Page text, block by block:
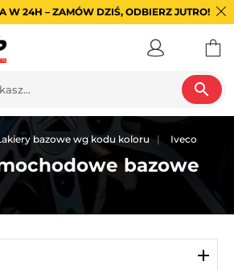
W 24H – ZAMÓW DZIŚ, ODBIERZ JUTRO!
search
bazowe wg kodu koloru Iveco
bazowe